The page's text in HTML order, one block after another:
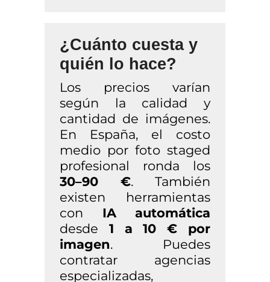
¿Cuánto cuesta y
quién lo hace?
Los precios varían
según la calidad y
cantidad de imágenes.
En España, el costo
medio por foto staged
profesional ronda los
30–90 €. También
existen herramientas
con IA automática
desde 1 a 10 € por
imagen. Puedes
contratar agencias
especializadas,